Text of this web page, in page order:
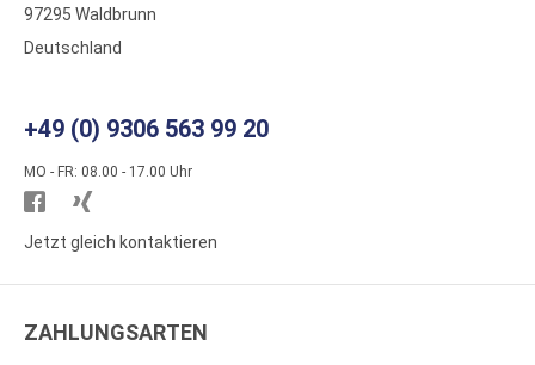
97295 Waldbrunn
Deutschland
+49 (0) 9306 563 99 20
MO - FR: 08.00 - 17.00 Uhr
Besuchen
Sie
auf
Sie
auf
Jetzt gleich kontaktieren
ZAHLUNGSARTEN